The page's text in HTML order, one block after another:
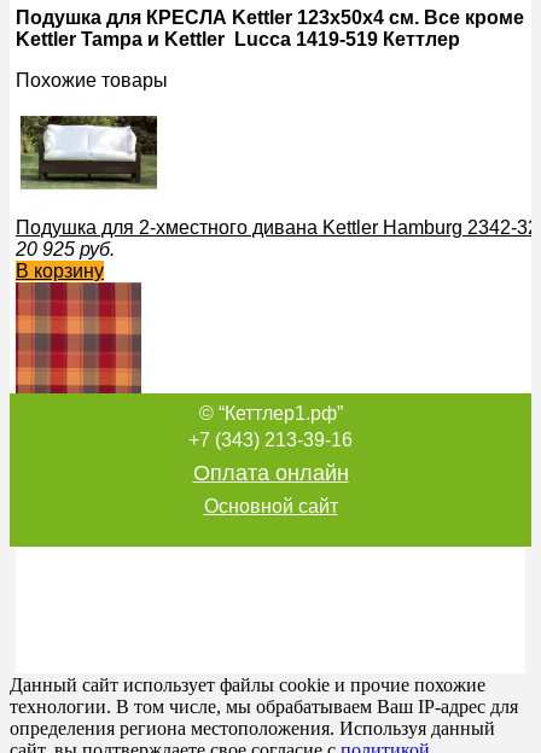
Подушка для КРЕСЛА Kettler 123x50x4 cм. Все кроме
Kettler Tampa и Kettler Lucca 1419-519 Кеттлер
Похожие товары
Подушка для 2-хместного дивана Kettler Hamburg 2342-
20 925 руб.
В корзину
Подушка для ТАБУРЕТА Kettler Все кроме Tampa и Lucca
© “Кеттлер1.рф”
+7 (343) 213-39-16
Оплата онлайн
Основной сайт
Данный сайт использует файлы cookie и прочие похожие
технологии. В том числе, мы обрабатываем Ваш IP-адрес для
определения региона местоположения. Используя данный